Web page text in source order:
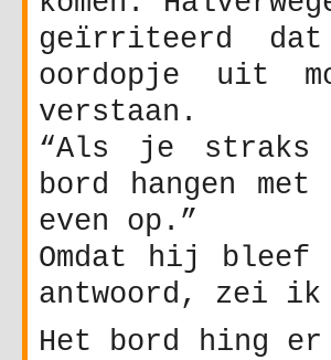
geïrriteerd
oordopje uit
verstaan.
“Als je
bord hangen
even op.”
Omdat hij bleef
antwoord, zei
Het bord hing